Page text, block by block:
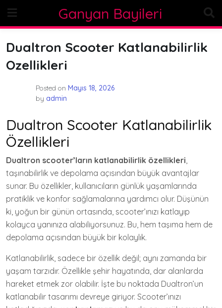
content
Ganyan Bayileri
Dualtron Scooter Katlanabilirlik
Ozellikleri
Posted on Mayıs 18, 2026
by admin
Dualtron Scooter Katlanabilirlik
Özellikleri
Dualtron scooter’ların katlanabilirlik özellikleri,
taşınabilirlik ve depolama açısından büyük avantajlar
sunar. Bu özellikler, kullanıcıların günlük yaşamlarında
pratiklik ve konfor sağlamalarına yardımcı olur. Düşünün
ki, yoğun bir günün ortasında, scooter’ınızı katlayıp
kolayca yanınıza alabiliyorsunuz. Bu, hem taşıma hem de
depolama açısından büyük bir kolaylık.
Katlanabilirlik, sadece bir özellik değil; aynı zamanda bir
yaşam tarzıdır. Özellikle şehir hayatında, dar alanlarda
hareket etmek zor olabilir. İşte bu noktada Dualtron’un
katlanabilir tasarımı devreye giriyor. Scooter’ınızı